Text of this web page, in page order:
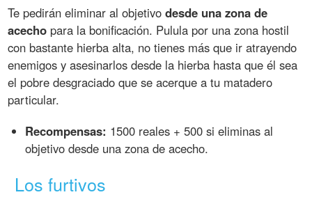
Te pedirán eliminar al objetivodesde una zona de
acecho para la bonificación. Pulula por una zona hostil
con bastante hierba alta, no tienes más que ir atrayendo
enemigos y asesinarlos desde la hierba hasta que él sea
el pobre desgraciado que se acerque a tu matadero
particular.
Recompensas: 1500 reales + 500 si eliminas al
objetivo desde una zona de acecho.
Los furtivos